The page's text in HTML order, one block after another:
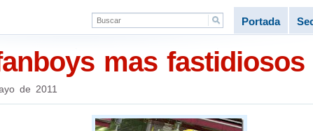
Portada
mas fastidiosos
de 2011